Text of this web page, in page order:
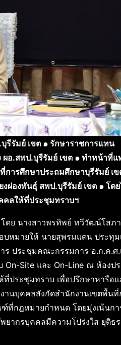
รีรัมย์ เขต ๑ รักษาราชการแทน
ผอ.สพป.บุรีรัมย์ เขต ๑ ทำหน้าที่
ารศึกษาประถมศึกษาบุรีรัมย์ เข
ผ่องพันธุ์ สพป.บุรีรัมย์ เขต ๑ โด
คลให้ที่ประชุมทราบฯ
ดย นางสาวพรทิพย์ ทวีวัฒน์โสภ
บหมายให้ นายสุพรมแดน ประทุม
ร ประชุมคณะกรรมการ อ.ก.ค.ศ.
Site และ On-Line ณ ห้องป
ที่ประชุมทราบ เพื่อปรึกษาหารือแ
านบุคคลสังกัดสำนักงานเขตพื้นที่
ที่กฎหมายกำหนด โดยมุ่งเน้นกา
ยากรบุคคลมีความโปร่งใส ยุติธ